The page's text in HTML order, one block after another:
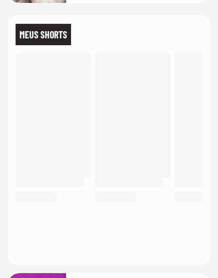
MEUS SHORTS